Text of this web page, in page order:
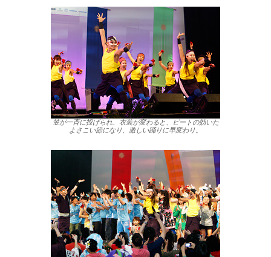
笠が一斉に投げられ、衣装が変わると、ビートの効いた
よさこい節になり、激しい踊りに早変わり。